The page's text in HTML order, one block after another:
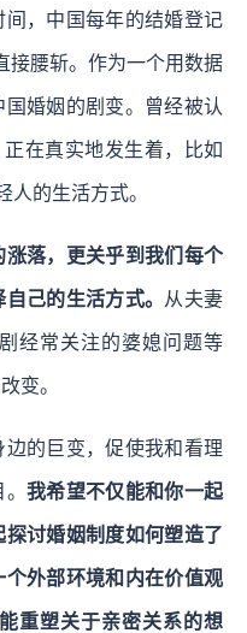
，中国每年的结婚登记
接腰斩。作为一个用数据
婚姻的剧变。曾经被认
在真实地发生着，比如
人的生活方式。
落，更关乎到我们每个
己的生活方式。 从夫妻
经常关注的婆媳问题等
变。
的巨变，促使我和看理
我希望不仅能和你一起
讨婚姻制度如何塑造了
外部环境和内在价值观
重塑关于亲密关系的想